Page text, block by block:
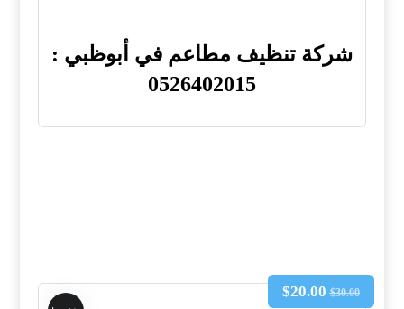
شركة تنظيف مطاعم في أبوظبي :
0526402015
$30.00
$20.00